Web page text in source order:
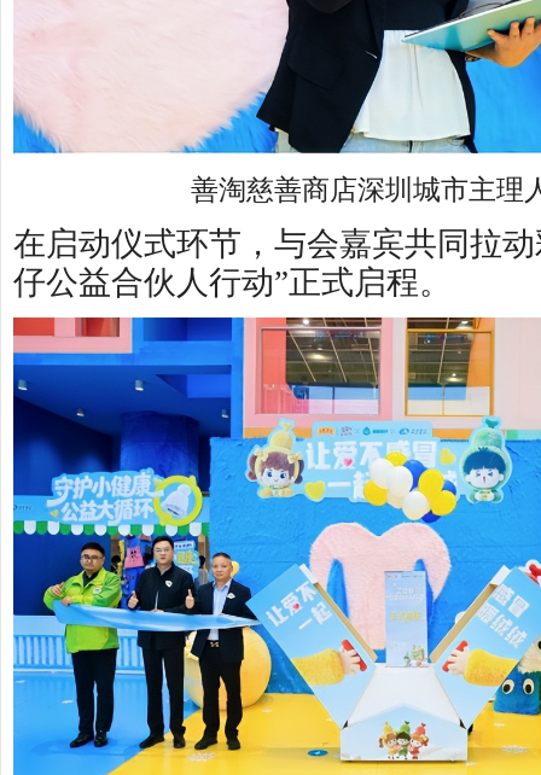
善淘慈善商店深圳城市主理
在启动仪式环节，与会嘉宾共同拉
仔公益合伙人行动”正式启程。